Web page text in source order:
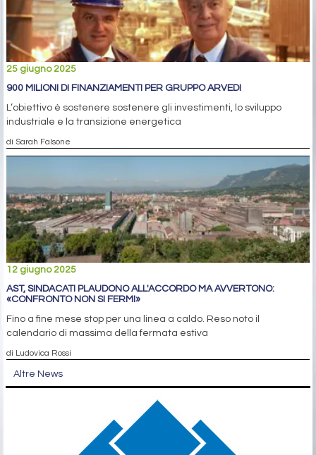
25 giugno 2025
900 MILIONI DI FINANZIAMENTI PER GRUPPO ARVEDI
L’obiettivo è sostenere sostenere gli investimenti, lo sviluppo
industriale e la transizione energetica
di Sarah Falsone
12 giugno 2025
AST, SINDACATI PLAUDONO ALL'ACCORDO MA AVVERTONO:
«CONFRONTO NON SI FERMI»
Fino a fine mese stop per una linea a caldo. Reso noto il
calendario di massima della fermata estiva
di Ludovica Rossi
Altre News